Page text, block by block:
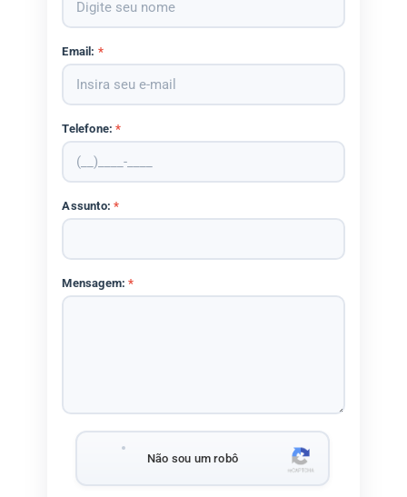
Email: *
Telefone:*
Assunto:*
Mensagem:*
Não sou um robô